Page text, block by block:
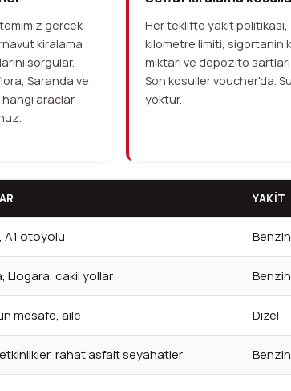
gercek
kiralama
sorgular.
Saranda ve
araclar
Her teklifte yakit politikasi,
kilometre limiti, sigortanin
miktari ve depozito sartlari
Son kosuller voucher'da.
yoktur.
YAKIT
A1 otoyolu Benzin
Llogara, cakil yollar
mesafe, aile Dizel
rahat asfalt seyahatler